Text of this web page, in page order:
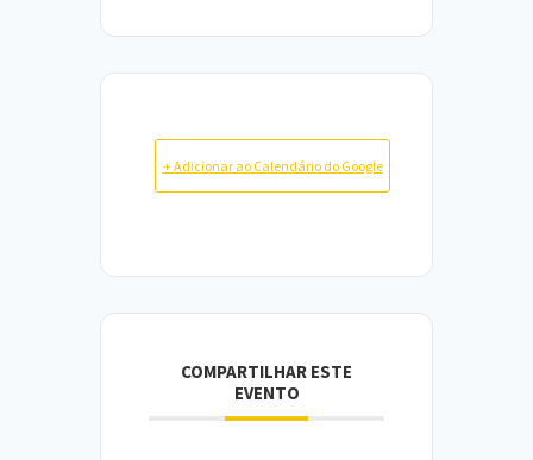
+ Adicionar ao Calendário do Google
COMPARTILHAR ESTE
EVENTO